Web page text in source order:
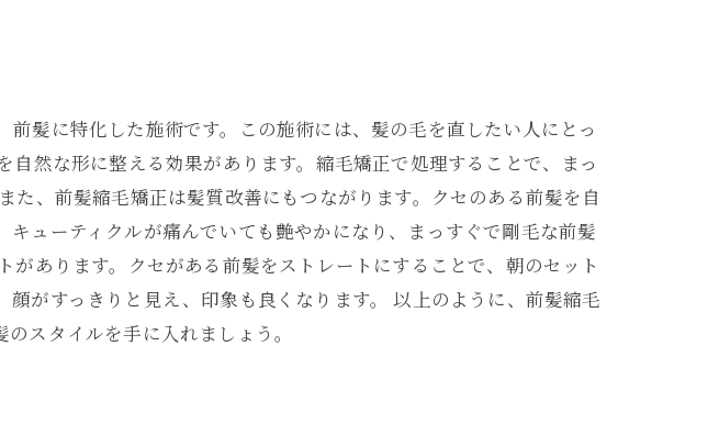
髪に特化した施術です。この施術には、髪の毛を直したい人にとっ
然な形に整える効果があります。縮毛矯正で処理することで、まっ
、前髪縮毛矯正は髪質改善にもつながります。クセのある前髪を自
ューティクルが痛んでいても艶やかになり、まっすぐで剛毛な前髪
あります。クセがある前髪をストレートにすることで、朝のセット
がすっきりと見え、印象も良くなります。 以上のように、前髪縮毛
スタイルを手に入れましょう。